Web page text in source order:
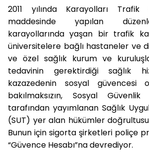
2011 yılında Karayolları Trafik
maddesinde yapılan
karayollarında yaşan bir trafik
üniversitelere bağlı hastaneler ve
ve özel sağlık kurum ve
tedavinin gerektirdiği sağlık
kazazedenin sosyal güvencesi
bakılmaksızın, Sosyal
tarafından yayımlanan Sağlık
(SUT) yer alan hükümler
Bunun için sigorta şirketleri poliçe
“Güvence Hesabı”na devrediyor.